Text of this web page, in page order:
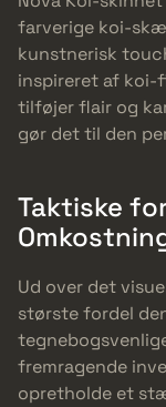
farverige koi-
kunstnerisk
inspireret af koi-
tilføjer flair og
gør det til den
Taktiske
Ud over det
største fordel
fremragende
opretholde et